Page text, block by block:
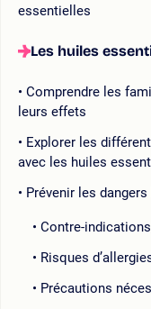
essentielles
Les huiles
Comprendre les
leurs effets
Explorer les
avec les huiles
Prévenir les
Contre-
Risques
Précautions